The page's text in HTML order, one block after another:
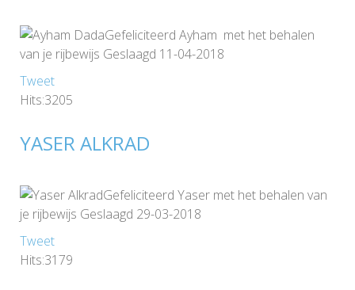
Gefeliciteerd Ayham met het behalen
van je rijbewijs Geslaagd 11-04-2018
Tweet
Hits:3205
YASER ALKRAD
Gefeliciteerd Yaser met het behalen van
je rijbewijs Geslaagd 29-03-2018
Tweet
Hits:3179